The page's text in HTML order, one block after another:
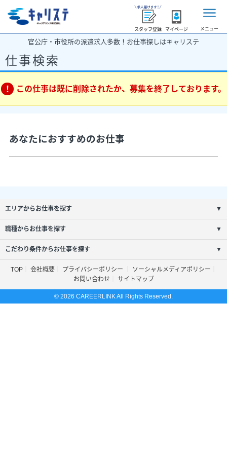
スタッフ登録 マイページ メニュー
官公庁・市役所の派遣求人多数！お仕事探しはキャリステ
仕事検索
この仕事は既に削除されたか、募集を終了しております。
あなたにおすすめのお仕事
エリアからお仕事を探す ▼
職種からお仕事を探す ▼
こだわり条件からお仕事を探す ▼
TOP 会社概要 プライバシーポリシー
ソーシャルメディアポリシー
お問い合わせ
サイトマップ
© 2026 CAREERLINK All Rights Reserved.